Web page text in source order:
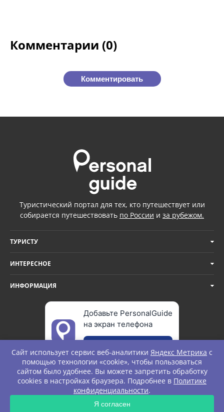
Комментарии (0)
Комментировать
Туристический портал для тех, кто путешествует или
собирается путешествовать по России и за рубежом.
ТУРИСТУ
ИНТЕРЕСНОЕ
ИНФОРМАЦИЯ
Добавьте PersonalGuide
на экран телефона
© Personal Guide. All rights Reserved.
Сайт использует сервис веб-аналитики Яндекс Метрика с
помощью технологии «cookie», чтобы пользоваться
сайтом было удобнее. Вы можете запретить обработку
cookies в настройках браузера. Подробнее в Политике
конфиденциальности.
Я согласен